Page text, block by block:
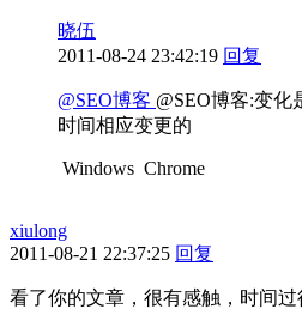
晓伍
2011-08-24 23:42:19 回复
@SEO博客 @SEO博客:变
时间相应变更的
Windows Chrome
xiulong
2011-08-21 22:37:25 回复
看了你的文章，很有感触，时间